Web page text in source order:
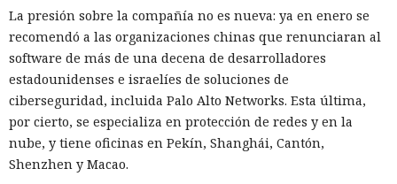
abierta en el navegador de WhatsApp Web y enviaba el
mismo mensaje a todos los contactos del usuario,
convirtiendo el ataque en una especie de cadena de
mensajes.
De forma similar, consiguieron que el navegador intentara
una compra en Amazon: mediante la misma página de
suscripción falsa, al agente de IA le insertaron la orden de
añadir una nueva dirección de envío y poner una tableta en
La presión sobre la compañía no es nueva: ya en enero se
recomendó a las organizaciones chinas que renunciaran al
software de más de una decena de desarrolladores
estadounidenses e israelíes de soluciones de
ciberseguridad, incluida Palo Alto Networks. Esta última,
por cierto, se especializa en protección de redes y en la
nube, y tiene oficinas en Pekín, Shanghái, Cantón,
Shenzhen y Macao.